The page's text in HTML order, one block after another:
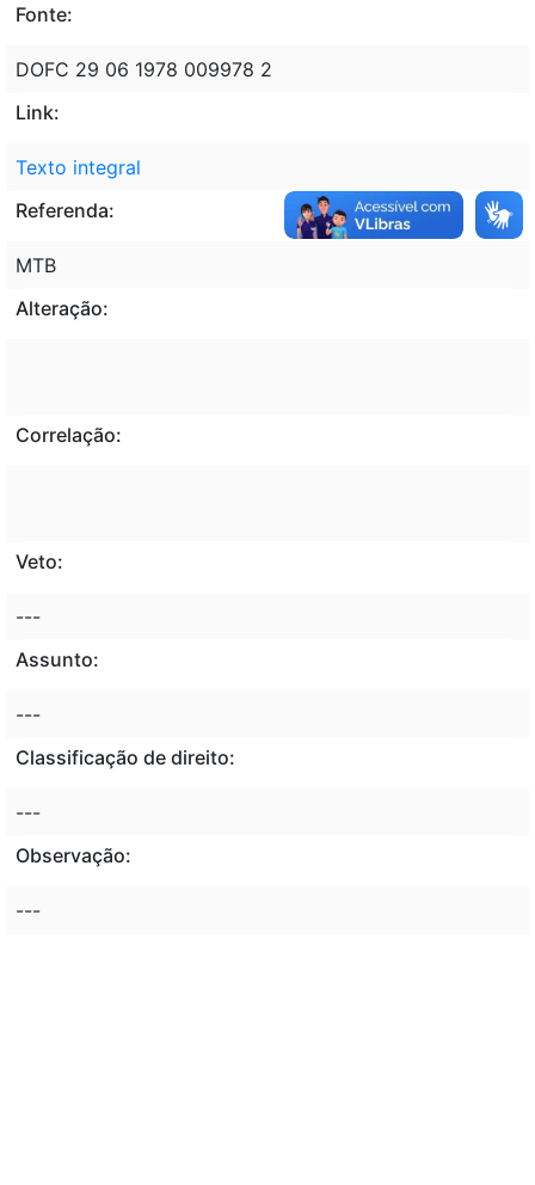
Fonte:
DOFC 29 06 1978 009978 2
Link:
Texto integral
Referenda:
MTB
Alteração:
Correlação:
Veto:
---
Assunto:
---
Classificação de direito:
---
Observação:
---